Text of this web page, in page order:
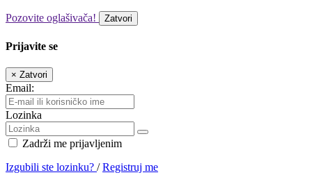
Pozovite oglašivača! Zatvori
Prijavite se
× Zatvori
Email:
Lozinka
Zadrži me prijavljenim
Izgubili ste lozinku? /Registruj me